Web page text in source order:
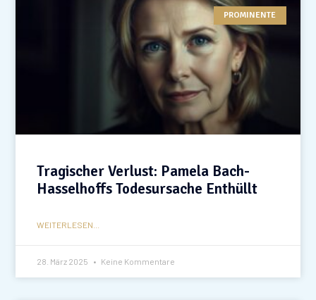
PROMINENTE
Tragischer Verlust: Pamela Bach-
Hasselhoffs Todesursache Enthüllt
WEITERLESEN...
28. März 2025 Keine Kommentare